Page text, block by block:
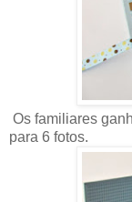
Os familiares
para 6 fotos.